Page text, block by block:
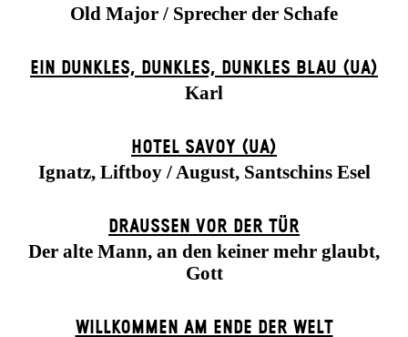
Old Major / Sprecher der Schafe
EIN DUNK­LES, DUNK­LES, DUNK­LES BLAU (UA)
Karl
HOTEL SAVOY (UA)
Ignatz, Liftboy / August, Santschins Esel
DRAUSSEN VOR DER TÜR
Der alte Mann, an den keiner mehr glaubt,
Gott
WILLKOMMEN AM ENDE DER WELT